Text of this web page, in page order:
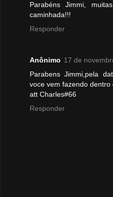
Parabéns Jimmi,
caminhada!!!
Responder
Anônimo 17 de
Parabens Jimmi,pela
voce vem fazendo
att Charles#66
Responder